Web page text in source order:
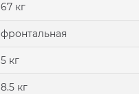
67 кг
фронтальная
5 кг
8.5 кг